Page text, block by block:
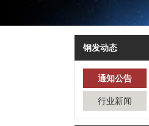
钢发动态
通知公告
行业新闻